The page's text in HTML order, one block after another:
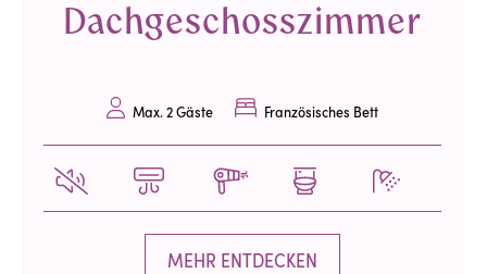
Dachgeschosszimmer
Max. 2 Gäste Französisches Bett
MEHR ENTDECKEN